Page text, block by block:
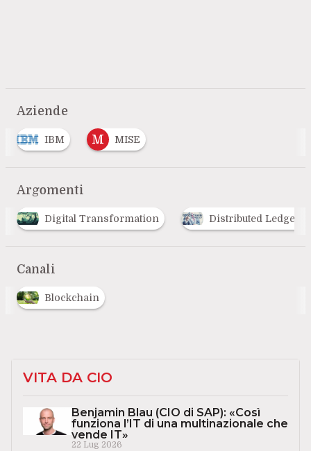
Aziende
IBM M MISE
Argomenti
Digital Transformation Distributed Ledger
Canali
Blockchain
VITA DA CIO
Benjamin Blau (CIO di SAP): «Così
funziona l’IT di una multinazionale che
vende IT»
22 Lug 2026